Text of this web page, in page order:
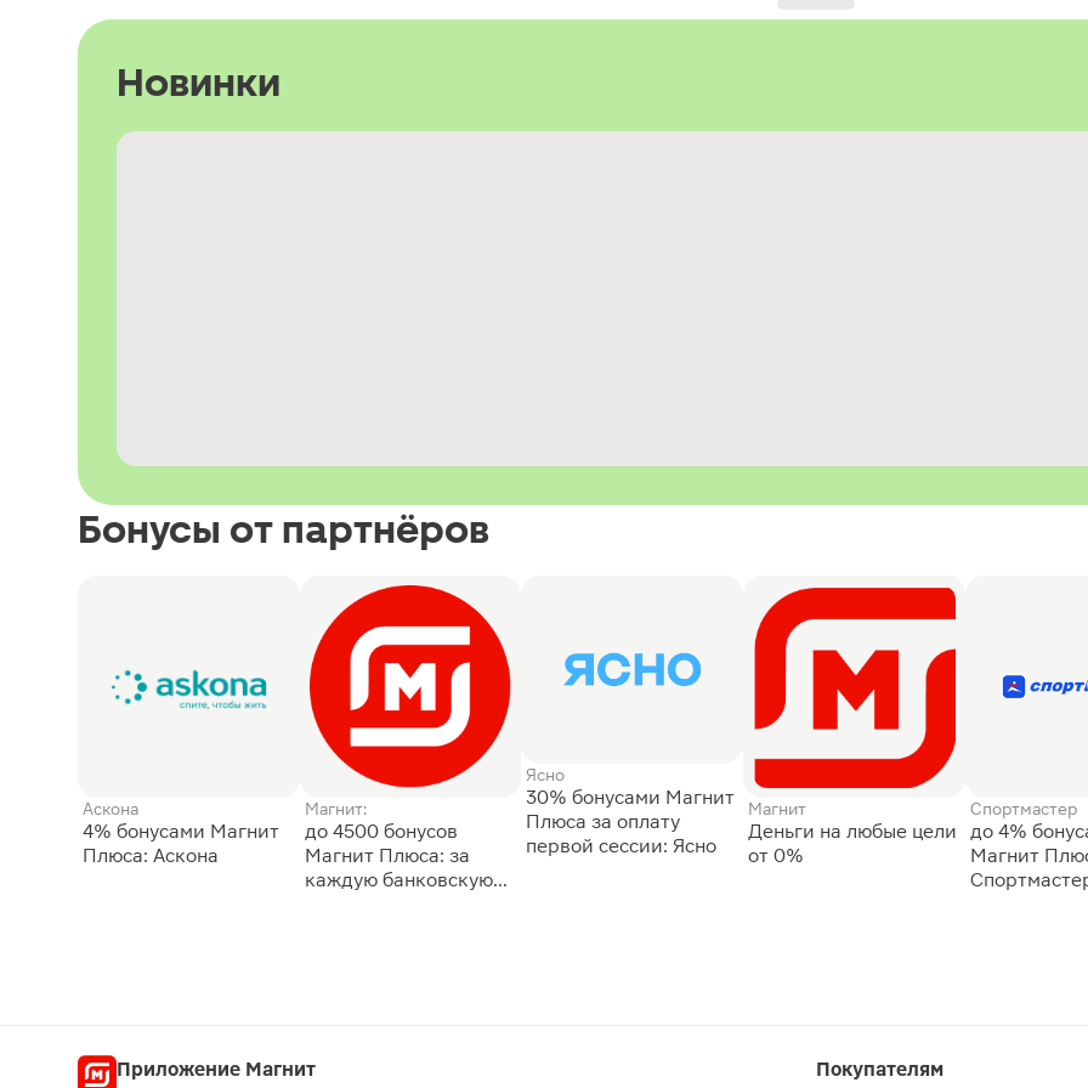
Новинки
Бонусы от партнёров
Аскона
4% бонусами Магнит
Плюса: Аскона
Магнит:
до 4500 бонусов
Магнит Плюса: за
каждую банковскую
Ясно
30% бонусами Магнит
Плюса за оплату
первой сессии: Ясно
Магнит
Деньги на любые цели
от 0%
Спортмастер
до 4%
Магнит
Приложение Магнит Покупателям